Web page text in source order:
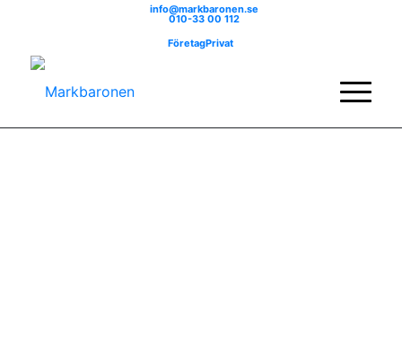
info@markbaronen.se
010-33 00 112
FöretagPrivat